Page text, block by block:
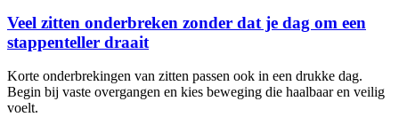
Veel zitten onderbreken zonder dat je dag om een
stappenteller draait
Korte onderbrekingen van zitten passen ook in een drukke dag.
Begin bij vaste overgangen en kies beweging die haalbaar en veilig
voelt.